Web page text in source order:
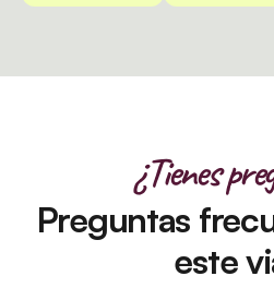
¿Tienes
Preguntas
este